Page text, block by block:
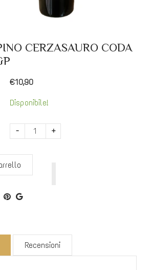
CERZASAURO CODA
€10,90
Disponibile!
- +
Recensioni